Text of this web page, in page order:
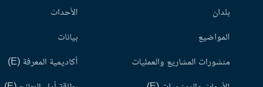
بلدان
المواضيع
منشورات المشاريع والعمليات
الأحداث
بيانات
أكاديمية المعرفة (E)